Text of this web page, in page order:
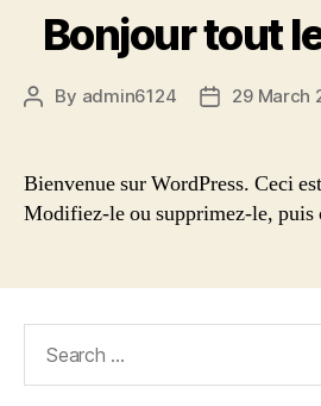
Bonjour tout
Post
By admin6124
Post29 March
Bienvenue sur WordPress. Ceci
Modifiez-le ou supprimez-le, puis